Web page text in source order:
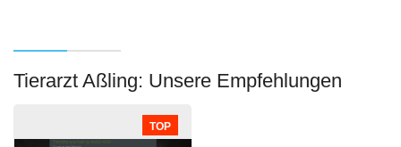
Tierarzt Aßling: Unsere Empfehlungen
TOP